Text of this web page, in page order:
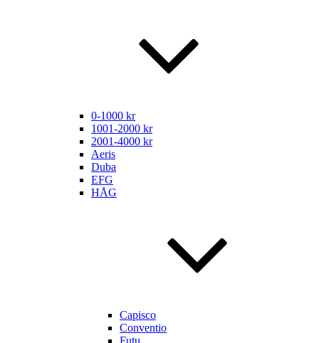
0-1000 kr
1001-2000 kr
2001-4000 kr
Aeris
Duba
EFG
HÅG
Capisco
Conventio
Futu